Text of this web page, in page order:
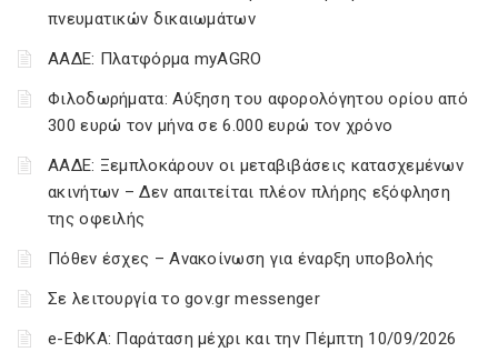
πνευματικών δικαιωμάτων
ΑΑΔΕ: Πλατφόρμα myAGRO
Φιλοδωρήματα: Αύξηση του αφορολόγητου ορίου από
300 ευρώ τον μήνα σε 6.000 ευρώ τον χρόνο
ΑΑΔΕ: Ξεμπλοκάρουν οι μεταβιβάσεις κατασχεμένων
ακινήτων – Δεν απαιτείται πλέον πλήρης εξόφληση
της οφειλής
Πόθεν έσχες – Ανακοίνωση για έναρξη υποβολής
Σε λειτουργία το gov.gr messenger
e-ΕΦΚΑ: Παράταση μέχρι και την Πέμπτη 10/09/2026